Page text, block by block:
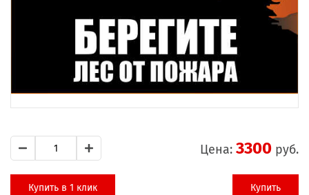
Цена: 3300 руб.
Купить в 1 клик Купить